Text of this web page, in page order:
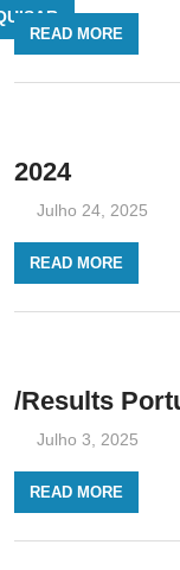
READ MORE
2024
Julho 24, 2025
READ MORE
/Results
Julho 3, 2025
READ MORE